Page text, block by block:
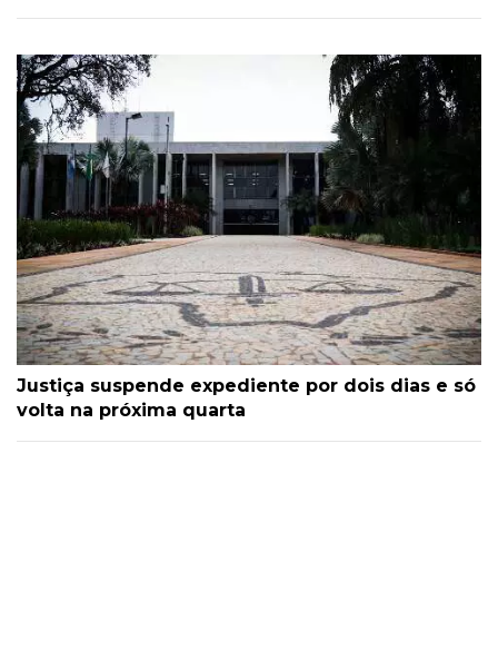
Justiça suspende expediente por dois dias e só
volta na próxima quarta